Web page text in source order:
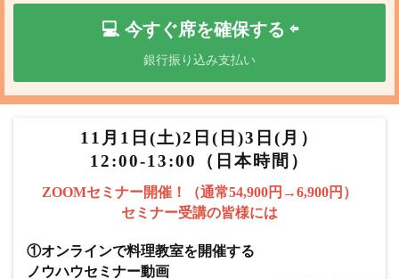
💻 今すぐ席を確保する ⇦
銀行振り込み支払い
11月1日(土)2日(日)3日(月）
12:00-13:00（日本時間）
ZOOMセミナー開催！（通常54,900円→6,900円）
セミナー受講の皆様には
①オンラインで料理教室を開催する
ノウハウセミナー動画